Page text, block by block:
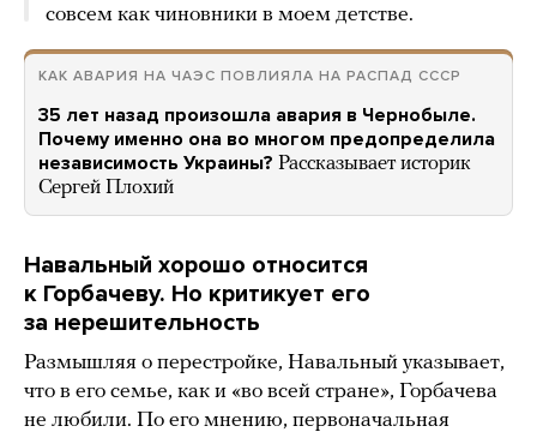
совсем как чиновники в моем детстве.
КАК АВАРИЯ НА ЧАЭС ПОВЛИЯЛА НА РАСПАД СССР
35 лет назад произошла авария в Чернобыле.
Почему именно она во многом предопределила
независимость Украины? Рассказывает историк
Сергей Плохий
Навальный хорошо относится
к Горбачеву. Но критикует его
за нерешительность
Размышляя о перестройке, Навальный указывает,
что в его семье, как и «во всей стране», Горбачева
не любили. По его мнению, первоначальная